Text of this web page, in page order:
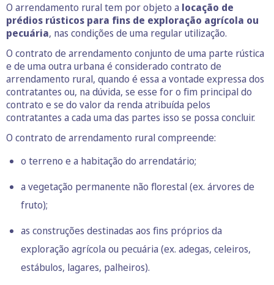
O arrendamento rural tem por objeto a locação de
prédios rústicos para fins de exploração agrícola ou
pecuária, nas condições de uma regular utilização.
O contrato de arrendamento conjunto de uma parte rústica
e de uma outra urbana é considerado contrato de
arrendamento rural, quando é essa a vontade expressa dos
contratantes ou, na dúvida, se esse for o fim principal do
contrato e se do valor da renda atribuída pelos
contratantes a cada uma das partes isso se possa concluir.
O contrato de arrendamento rural compreende:
o terreno e a habitação do arrendatário;
a vegetação permanente não florestal (ex. árvores de
fruto);
as construções destinadas aos fins próprios da
exploração agrícola ou pecuária (ex. adegas, celeiros,
estábulos, lagares, palheiros).